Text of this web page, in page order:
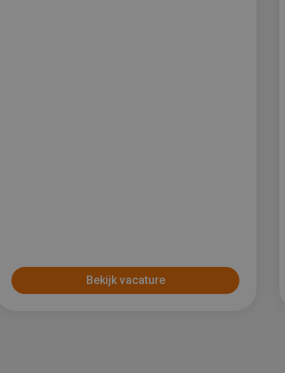
Bekijk vacature